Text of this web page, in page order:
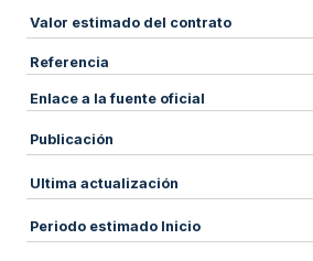
Valor estimado del contrato
Referencia
Enlace a la fuente oficial
Publicación
Ultima actualización
Periodo estimado Inicio